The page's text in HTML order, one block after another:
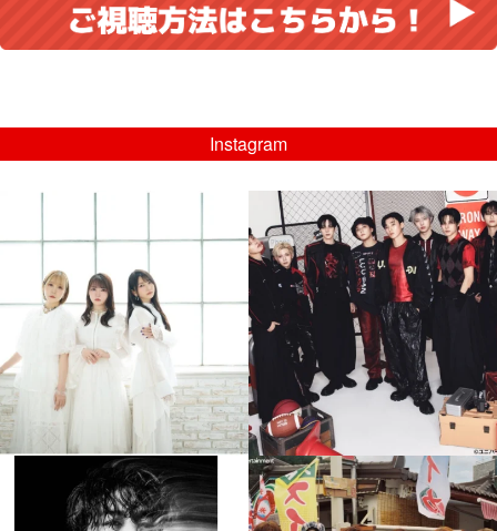
Instagram
...
8月 4
4 0
musicjapantv
💡08/05(水)23:00特番放送！
...
8月 4
4 0
musicjapantv
💡8月特番放送決定！
...
musicjapantv
💡8月特番放送決定！
...